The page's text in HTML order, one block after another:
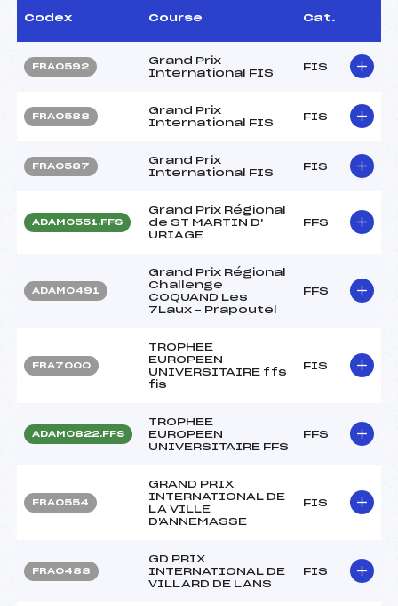
Codex Course Cat.
FRA0592
Grand Prix
International FIS
FIS
FRA0588
Grand Prix
International FIS
FIS
FRA0587
Grand Prix
International FIS
FIS
ADAM0551.FFS
Grand Prix Régional
de ST MARTIN D'
URIAGE
FFS
ADAM0491
Grand Prix Régional
Challenge
COQUAND Les
7Laux – Prapoutel
FFS
FRA7000
TROPHEE
EUROPEEN
UNIVERSITAIRE ffs
fis
FIS
ADAM0822.FFS
TROPHEE
EUROPEEN
UNIVERSITAIRE FFS
FFS
FRA0554
GRAND PRIX
INTERNATIONAL DE
LA VILLE
D'ANNEMASSE
FIS
FRA0488
GD PRIX
INTERNATIONAL DE
VILLARD DE LANS
FIS